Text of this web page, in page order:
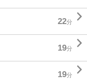
22分 
19分 
19分 